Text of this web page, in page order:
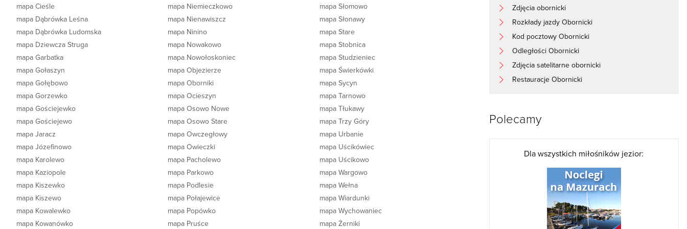
mapa Cieśle
mapa Dąbrówka Leśna
mapa Dąbrówka Ludomska
mapa Dziewcza Struga
mapa Garbatka
mapa Gołaszyn
mapa Gołębowo
mapa Gorzewko
mapa Gościejewko
mapa Gościejewo
mapa Jaracz
mapa Józefinowo
mapa Karolewo
mapa Kaziopole
mapa Kiszewko
mapa Kiszewo
mapa Kowalewko
mapa Kowanówko
mapa Niemieczkowo
mapa Nienawiszcz
mapa Ninino
mapa Nowakowo
mapa Nowołoskoniec
mapa Objezierze
mapa Oborniki
mapa Ocieszyn
mapa Osowo Nowe
mapa Osowo Stare
mapa Owczegłowy
mapa Owieczki
mapa Pacholewo
mapa Parkowo
mapa Podlesie
mapa Połajewice
mapa Popówko
mapa Pruśce
mapa Słomowo
mapa Słonawy
mapa Stare
mapa Stobnica
mapa Studzieniec
mapa Świerkówki
mapa Sycyn
mapa Tarnowo
mapa Tłukawy
mapa Trzy Góry
mapa Urbanie
mapa Uścikówiec
mapa Uścikowo
mapa Wargowo
mapa Wełna
mapa Wiardunki
mapa Wychowaniec
mapa Żerniki
Zdjęcia obornicki
Rozkłady jazdy Obornicki
Kod pocztowy Obornicki
Odległości Obornicki
Zdjęcia satelitarne obornicki
Restauracje Obornicki
Polecamy
Dla wszystkich miłośników jezior: